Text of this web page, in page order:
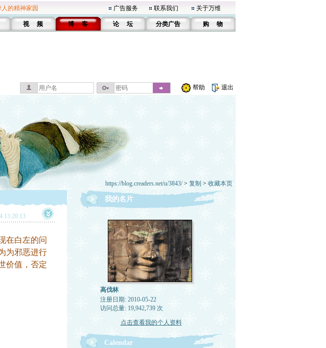
的精神家园 广告服务 联系我们 关于万维
视 频 博 客 论 坛 分类广告 购 物
帮助 退出
https://blog.creaders.net/u/3843/> 复制 > 收藏本页
13:20:13
在白左的问
为邪恶进行
价值，否定
我的名片
高伐林
注册日期: 2010-05-22
访问总量: 19,942,739 次
点击查看我的个人资料
Calendar